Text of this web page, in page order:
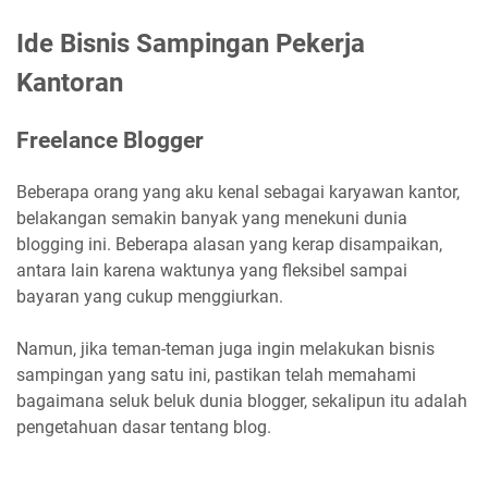
Ide Bisnis Sampingan Pekerja
Kantoran
Freelance Blogger
Beberapa orang yang aku kenal sebagai karyawan kantor,
belakangan semakin banyak yang menekuni dunia
blogging ini. Beberapa alasan yang kerap disampaikan,
antara lain karena waktunya yang fleksibel sampai
bayaran yang cukup menggiurkan.
Namun, jika teman-teman juga ingin melakukan bisnis
sampingan yang satu ini, pastikan telah memahami
bagaimana seluk beluk dunia blogger, sekalipun itu adalah
pengetahuan dasar tentang blog.